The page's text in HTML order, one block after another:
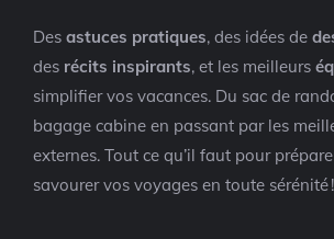
Des astuces pratiques, des idées de
des récits inspirants, et les meilleurs
simplifier vos vacances. Du sac de
bagage cabine en passant par les
externes. Tout ce qu’il faut pour
savourer vos voyages en toute sérénité !